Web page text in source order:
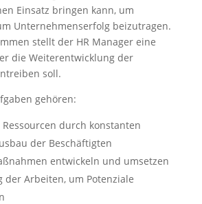
Einsatz bringen kann, um
Unternehmenserfolg beizutragen.
stellt der HR Manager eine
die Weiterentwicklung der
soll.
gehören:
durch konstanten
der Beschäftigten
entwickeln und umsetzen
Arbeiten, um Potenziale